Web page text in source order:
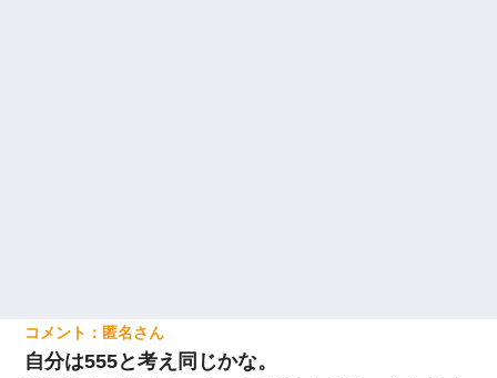
匿名
自分は555と考え同じかな。